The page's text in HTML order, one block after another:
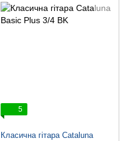
5
Класична гітара Cataluna